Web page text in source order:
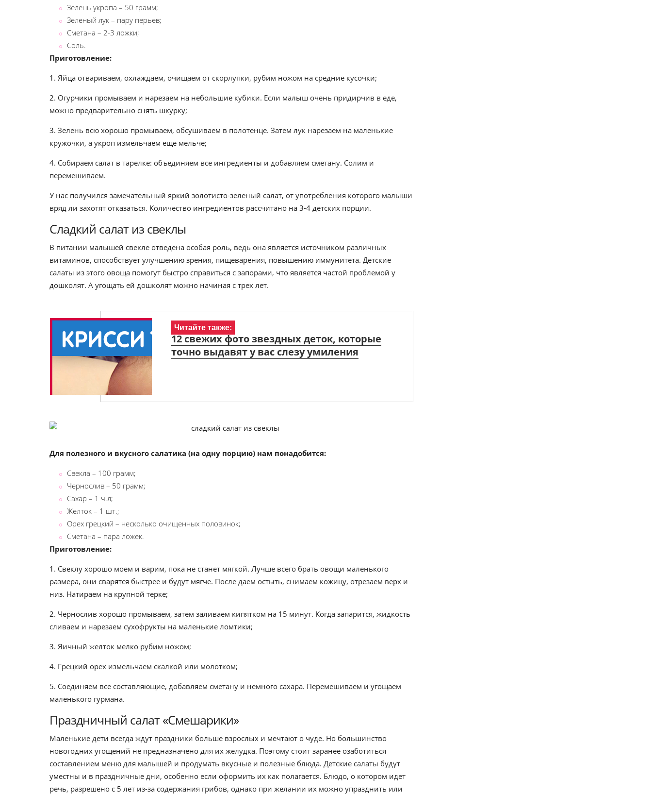
Зелень укропа – 50 грамм;
Зеленый лук – пару перьев;
Сметана – 2-3 ложки;
Соль.
Приготовление:
1. Яйца отвариваем, охлаждаем, очищаем от скорлупки, рубим ножом на средние кусочки;
2. Огурчики промываем и нарезаем на небольшие кубики. Если малыш очень придирчив в еде,
можно предварительно снять шкурку;
3. Зелень всю хорошо промываем, обсушиваем в полотенце. Затем лук нарезаем на маленькие
кружочки, а укроп измельчаем еще мельче;
4. Собираем салат в тарелке: объединяем все ингредиенты и добавляем сметану. Солим и
перемешиваем.
У нас получился замечательный яркий золотисто-зеленый салат, от употребления которого малыши
вряд ли захотят отказаться. Количество ингредиентов рассчитано на 3-4 детских порции.
Сладкий салат из свеклы
В питании малышей свекле отведена особая роль, ведь она является источником различных
витаминов, способствует улучшению зрения, пищеварения, повышению иммунитета. Детские
салаты из этого овоща помогут быстро справиться с запорами, что является частой проблемой у
дошколят. А угощать ей дошколят можно начиная с трех лет.
Читайте также:
12 свежих фото звездных деток, которые
точно выдавят у вас слезу умиления
Для полезного и вкусного салатика (на одну порцию) нам понадобится:
Свекла – 100 грамм;
Чернослив – 50 грамм;
Сахар – 1 ч.л;
Желток – 1 шт.;
Орех грецкий – несколько очищенных половинок;
Сметана – пара ложек.
Приготовление:
1. Свеклу хорошо моем и варим, пока не станет мягкой. Лучше всего брать овощи маленького
размера, они сварятся быстрее и будут мягче. После даем остыть, снимаем кожицу, отрезаем верх и
низ. Натираем на крупной терке;
2. Чернослив хорошо промываем, затем заливаем кипятком на 15 минут. Когда запарится, жидкость
сливаем и нарезаем сухофрукты на маленькие ломтики;
3. Яичный желток мелко рубим ножом;
4. Грецкий орех измельчаем скалкой или молотком;
5. Соединяем все составляющие, добавляем сметану и немного сахара. Перемешиваем и угощаем
маленького гурмана.
Праздничный салат «Смешарики»
Маленькие дети всегда ждут праздники больше взрослых и мечтают о чуде. Но большинство
новогодних угощений не предназначено для их желудка. Поэтому стоит заранее озаботиться
составлением меню для малышей и продумать вкусные и полезные блюда. Детские салаты будут
уместны и в праздничные дни, особенно если оформить их как полагается. Блюдо, о котором идет
речь, разрешено с 5 лет из-за содержания грибов, однако при желании их можно упразднить или